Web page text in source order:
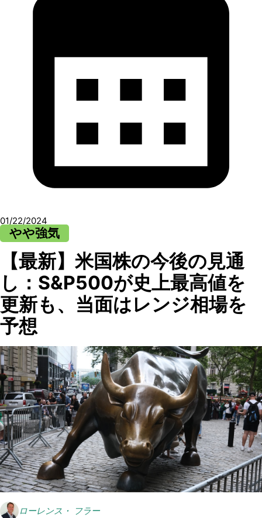
01/22/2024
やや強気
【最新】米国株の今後の見通
し：S&P500が史上最高値を
更新も、当面はレンジ相場を
予想
ローレンス・ フラー